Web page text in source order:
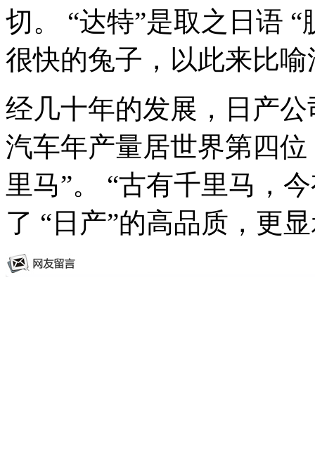
切。 “达特”是取之日语
很快的兔子，以此来比
经几十年的发展，日产
汽车年产量居世界第四
里马”。 “古有千里马，
了 “日产”的高品质，更